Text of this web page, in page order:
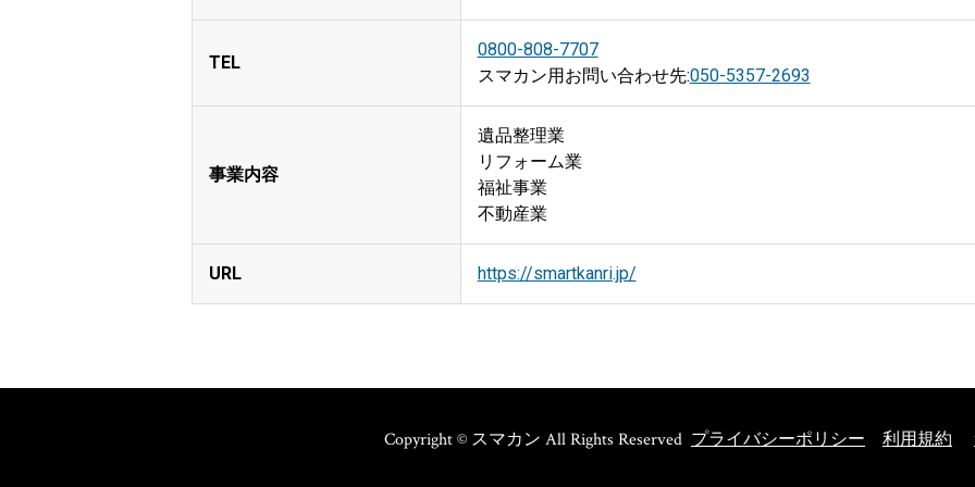
TEL
0800-808-7707
スマカン用お問い合わせ先:050-5357-2693
事業内容
遺品整理業
リフォーム業
福祉事業
不動産業
URL https://smartkanri.jp/
Copyright © スマカン All Rights Reserved プライバシーポリシー 利用規約